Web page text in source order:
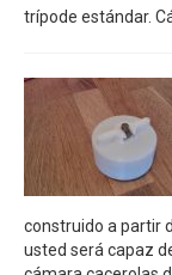
trípode estándar.
construido a partir
usted será capaz